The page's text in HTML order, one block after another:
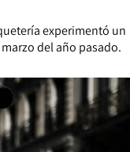
experimentó un
del año pasado.